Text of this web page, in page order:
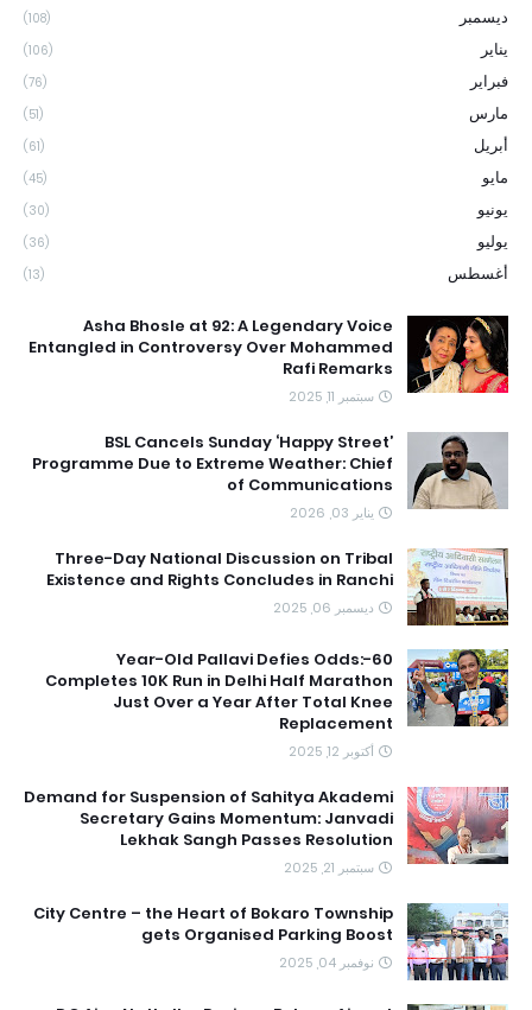
ديسمبر (108)
يناير (106)
فبراير (76)
مارس (51)
أبريل (61)
مايو (45)
يونيو (30)
يوليو (36)
أغسطس (13)
Asha Bhosle at 92: A Legendary Voice
Entangled in Controversy Over Mohammed
Rafi Remarks
سبتمبر 11, 2025
BSL Cancels Sunday ‘Happy Street’
Programme Due to Extreme Weather: Chief
of Communications
يناير 03, 2026
Three-Day National Discussion on Tribal
Existence and Rights Concludes in Ranchi
ديسمبر 06, 2025
60-Year-Old Pallavi Defies Odds:
Completes 10K Run in Delhi Half Marathon
Just Over a Year After Total Knee
Replacement
أكتوبر 12, 2025
Demand for Suspension of Sahitya Akademi
Secretary Gains Momentum: Janvadi
Lekhak Sangh Passes Resolution
سبتمبر 21, 2025
City Centre – the Heart of Bokaro Township
gets Organised Parking Boost
نوفمبر 04, 2025